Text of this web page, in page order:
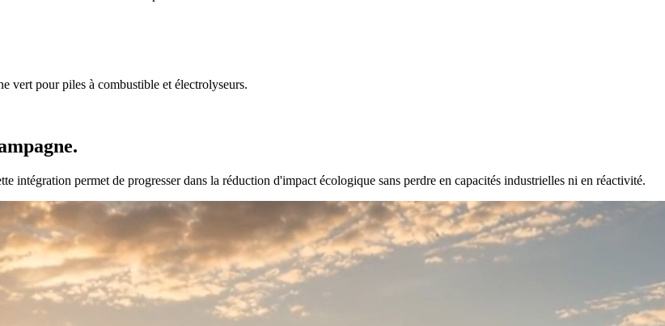
vert pour piles à combustible et électrolyseurs.
intégration permet de progresser dans la réduction d'impact écologique sans perdre en capacités industrielles ni en réactivité.